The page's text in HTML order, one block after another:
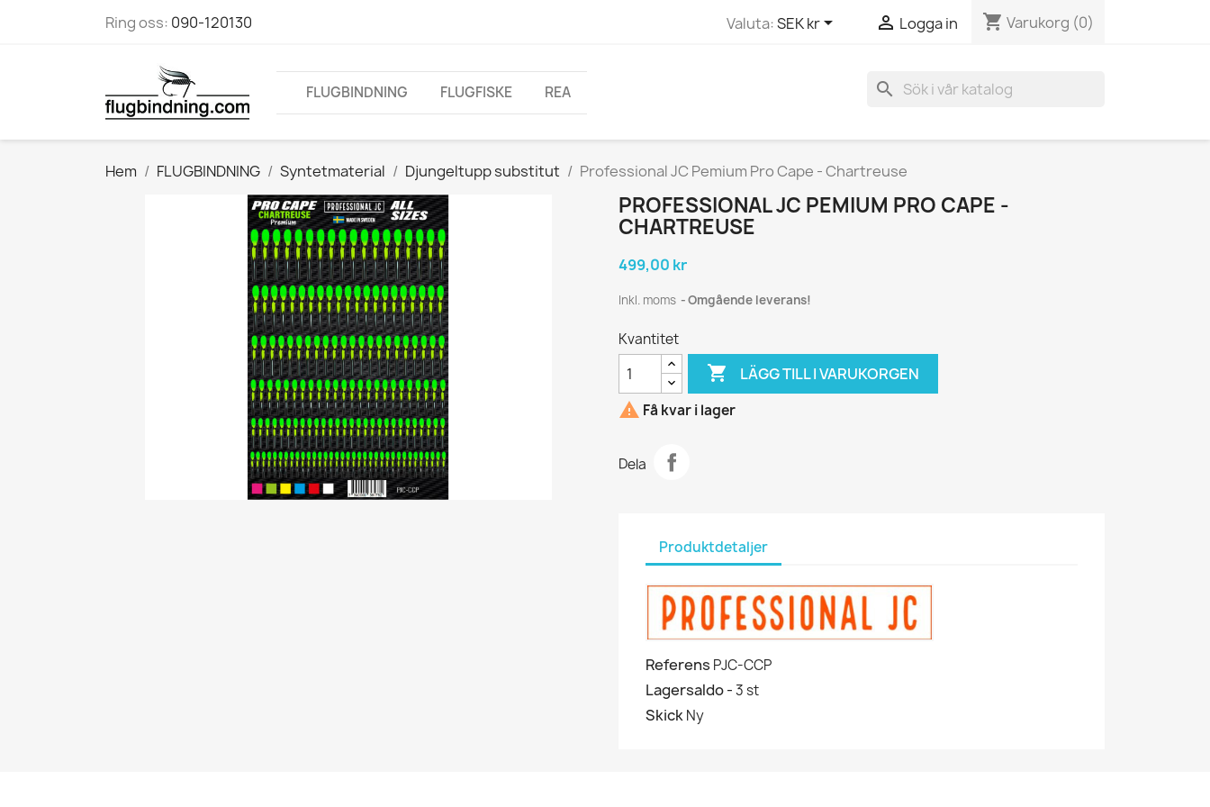
Ring oss: 090-120130 Valuta:SEK kr  Logga in shopping_cart Varukorg (0)
FLUGBINDNING FLUGFISKE REA search
Hem FLUGBINDNING Syntetmaterial Djungeltupp substitut Professional JC Pemium Pro Cape - Chartreuse
PROFESSIONAL JC PEMIUM PRO CAPE -
CHARTREUSE
499,00 kr
Inkl. moms Omgående leverans!
Kvantitet
 LÄGG TILL I VARUKORGEN
 Få kvar i lager
Dela
Produktdetaljer
Referens PJC-CCP
Lagersaldo -3 st
SkickNy